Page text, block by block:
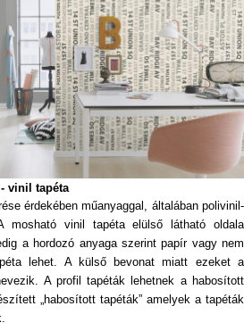
vinil tapéta
érdekében műanyaggal, általában polivinil-
mosható vinil tapéta elülső látható oldala
a hordozó anyaga szerint papír vagy nem
lehet. A külső bevonat miatt ezeket a
A profil tapéták lehetnek a habosított
„habosított tapéták” amelyek a tapéták